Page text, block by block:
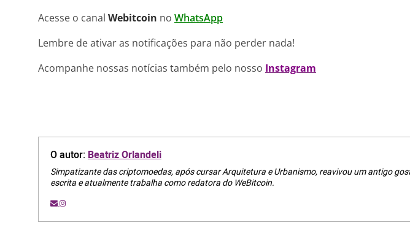
Acesse o canal Webitcoin no WhatsApp
Lembre de ativar as notificações para não perder nada!
Acompanhe nossas notícias também pelo nosso Instagram
O autor:Beatriz Orlandeli
Simpatizante das criptomoedas, após cursar Arquitetura e Urbanismo, reavivou um antigo
escrita e atualmente trabalha como redatora do WeBitcoin.